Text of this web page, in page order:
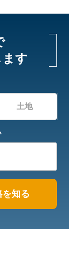
す
土地
知る